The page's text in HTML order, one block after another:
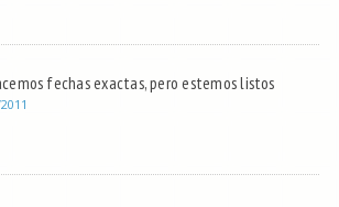
fechas exactas, pero estemos listos